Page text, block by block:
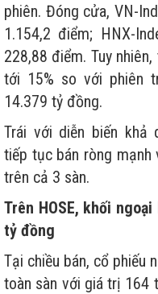
phiên. Đóng cửa, VN-
1.154,2 điểm; HNX-
228,88 điểm. Tuy
tới 15% so với phiên
14.379 tỷ đồng.
Trái với diễn biến khả
tiếp tục bán ròng
trên cả 3 sàn.
Trên HOSE, khối
tỷ đồng
Tại chiều bán, cổ phiếu
toàn sàn với giá trị 164